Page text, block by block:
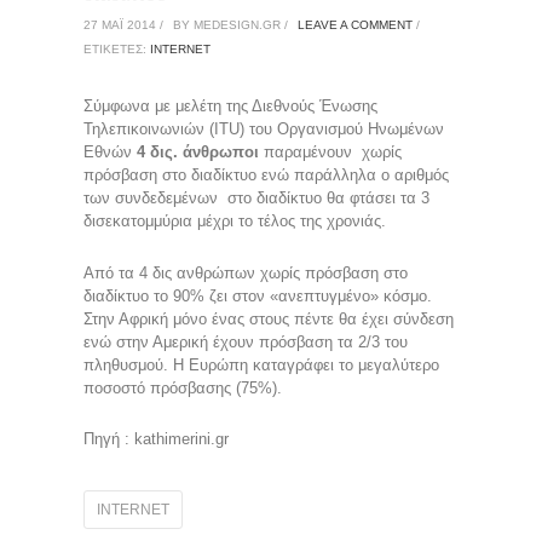
27 ΜΑΪ́ 2014 / BY MEDESIGN.GR / LEAVE A COMMENT /
ΕΤΙΚΈΤΕΣ: INTERNET
Σύμφωνα με μελέτη της Διεθνούς Ένωσης
Τηλεπικοινωνιών (ITU) του Οργανισμού Ηνωμένων
Εθνών 4 δις. άνθρωποι παραμένουν χωρίς
πρόσβαση στο διαδίκτυο ενώ παράλληλα ο αριθμός
των συνδεδεμένων στο διαδίκτυο θα φτάσει τα 3
δισεκατομμύρια μέχρι το τέλος της χρονιάς.
Από τα 4 δις ανθρώπων χωρίς πρόσβαση στο
διαδίκτυο το 90% ζει στον «ανεπτυγμένο» κόσμο.
Στην Αφρική μόνο ένας στους πέντε θα έχει σύνδεση
ενώ στην Αμερική έχουν πρόσβαση τα 2/3 του
πληθυσμού. Η Ευρώπη καταγράφει το μεγαλύτερο
ποσοστό πρόσβασης (75%).
Πηγή : kathimerini.gr
INTERNET